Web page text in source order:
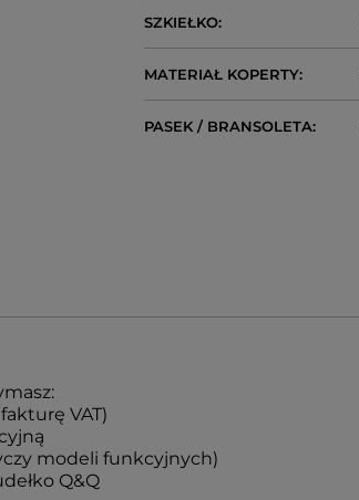
SZKIEŁKO
MATERIAŁ KOPERTY
PASEK / BRANSOLETA
VAT)
modeli funkcyjnych)
Q&Q